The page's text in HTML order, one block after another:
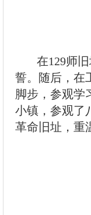
在129师
誓。随后，在
脚步，参观学
小镇，参观了
革命旧址，重